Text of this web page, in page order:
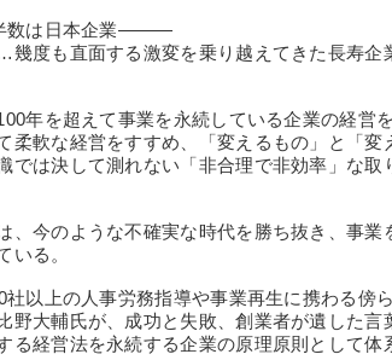
数は日本企業―――
度も直面する激変を乗り越えてきた長寿企
年を超えて事業を永続している企業の経営を
柔軟な経営をすすめ、「変えるもの」と「変
では決して測れない「非合理で非効率」な取
今のような不確実な時代を勝ち抜き、事業
いる。
以上の人事労務指導や事業再生に携わる傍
野大輔氏が、成功と失敗、創業者が遺した言
る経営法を永続する企業の原理原則として体